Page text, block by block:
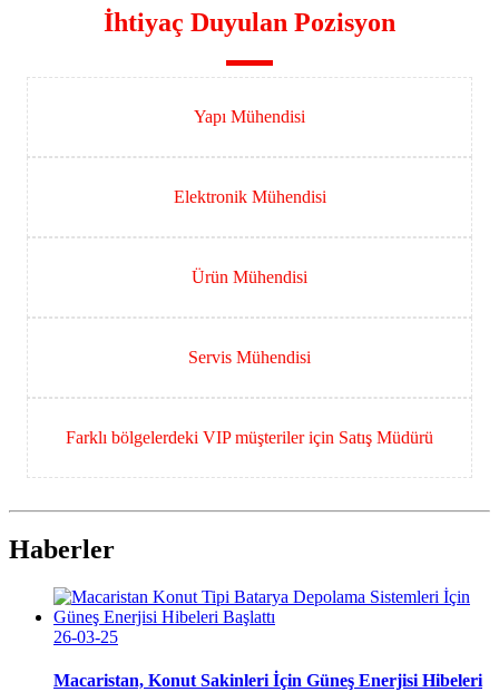
İhtiyaç Duyulan Pozisyon
Yapı Mühendisi
Elektronik Mühendisi
Ürün Mühendisi
Servis Mühendisi
Farklı bölgelerdeki VIP müşteriler için Satış Müdürü
Haberler
26-03-25
Macaristan, Konut Sakinleri İçin Güneş Enerjisi Hibeleri